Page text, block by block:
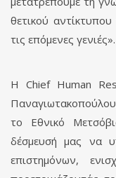
θετικού
τις επόμενες γενιές».
Η Chief Human
το Εθνικό
δέσμευσή μας να
επιστημόνων,